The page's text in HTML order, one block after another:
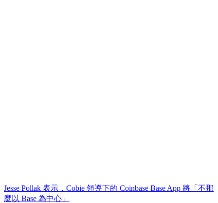
Jesse Pollak 表示，Cobie 領導下的 Coinbase Base App 將「不那
麼以 Base 為中心」